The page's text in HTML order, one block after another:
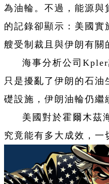
為油輪。不過，能源與
的記錄卻顯示：美國實
艘受制裁且與伊朗有關
海事分析公司
只是擾亂了伊朗的石油
礎設施，伊朗油輪仍
美國對於霍爾木茲
究竟能有多大成效，一